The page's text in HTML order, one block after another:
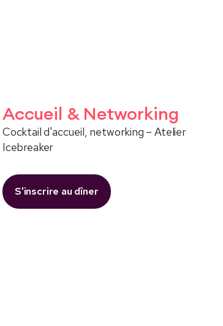
Accueil & Networking
Cocktail d'accueil, networking – Atelier
Icebreaker
S'inscrire au dîner